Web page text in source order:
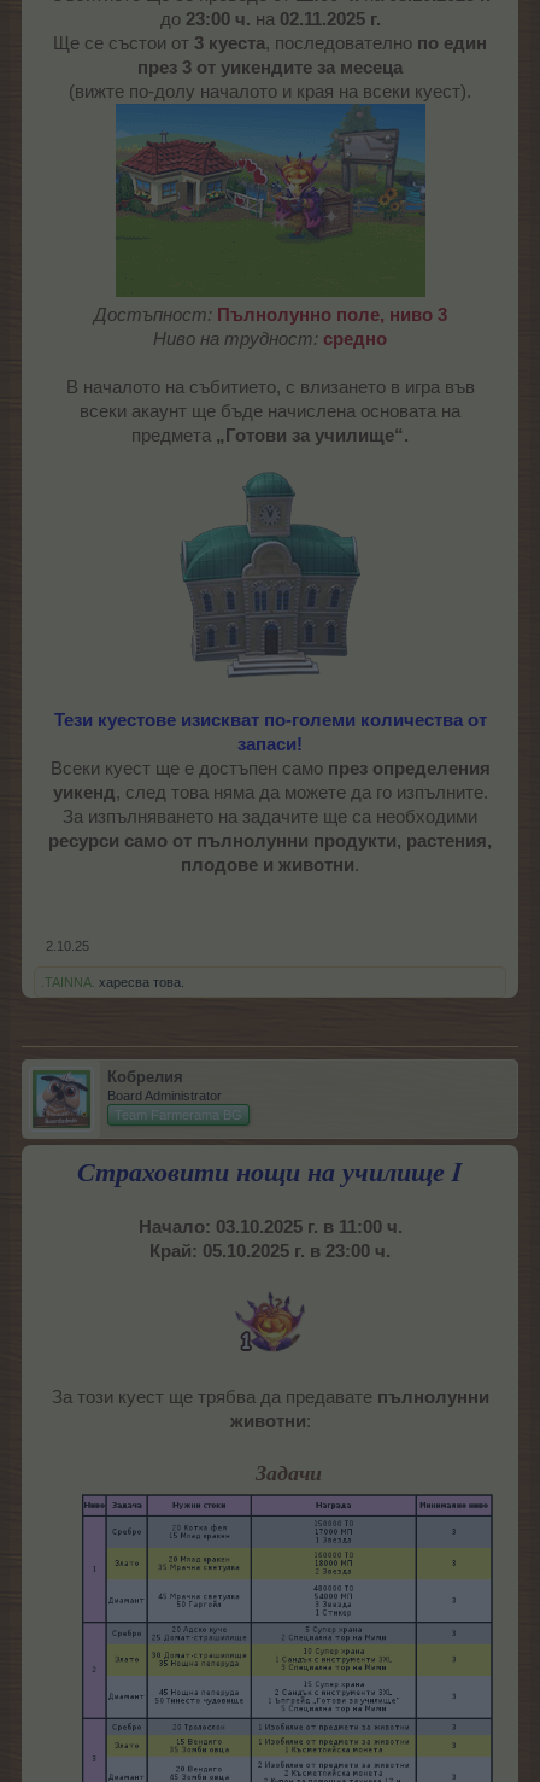
до 23:00 ч. на 02.11.2025 г.
Ще се състои от 3 куеста, последователно по един
през 3 от уикендите за месеца
(вижте по-долу началото и края на всеки куест).
Достъпност: Пълнолунно поле, ниво 3
Ниво на трудност: средно
В началото на събитието, с влизането в игра във
всеки акаунт ще бъде начислена основата на
предмета „Готови за училище“.
Тези куестове изискват по-големи количества от
запаси!
Всеки куест ще е достъпен само през определения
уикенд, след това няма да можете да го изпълните.
За изпълняването на задачите ще са необходими
ресурси само от пълнолунни продукти, растения,
плодове и животни.
2.10.25
.TAINNA. харесва това.
Кобрелия
Board Administrator
Team Farmerama BG
Страховити нощи на училище I
Начало: 03.10.2025 г. в 11:00 ч.
Край: 05.10.2025 г. в 23:00 ч.
За този куест ще трябва да предавате пълнолунни
животни:​
Задачи